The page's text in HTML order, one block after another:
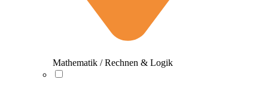
Mathematik / Rechnen & Logik